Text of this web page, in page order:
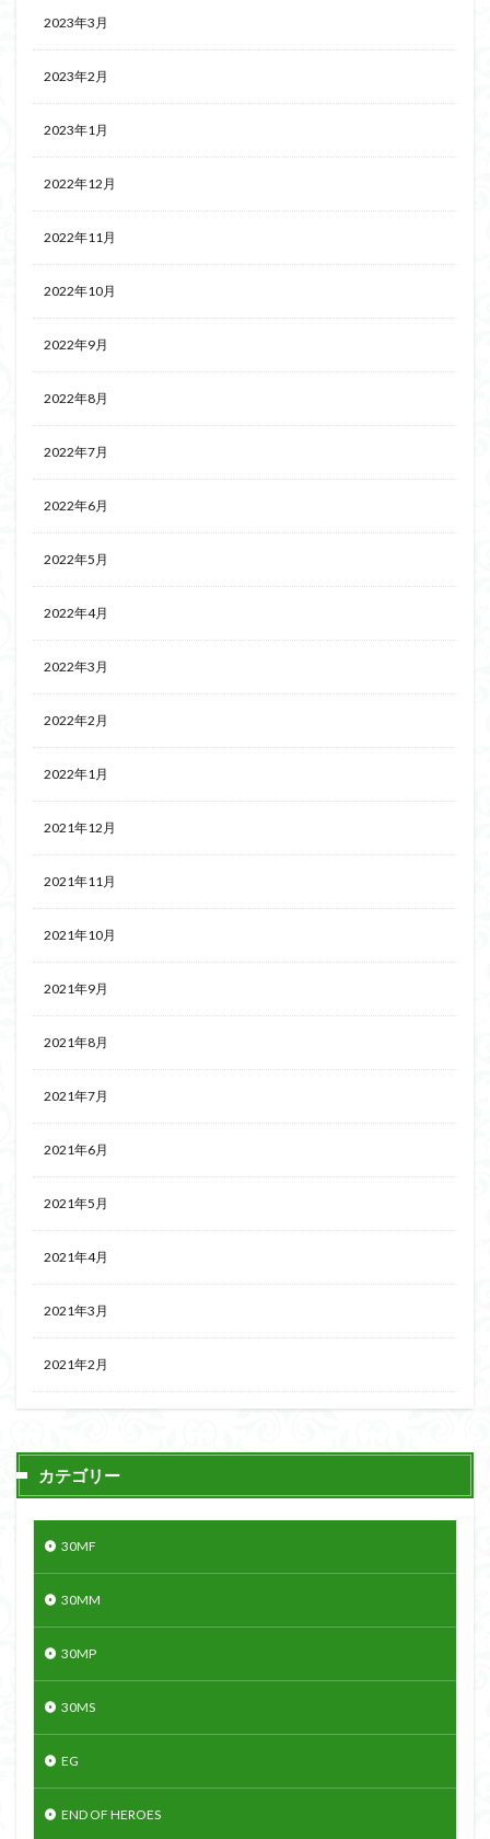
2023年3月
2023年2月
2023年1月
2022年12月
2022年11月
2022年10月
2022年9月
2022年8月
2022年7月
2022年6月
2022年5月
2022年4月
2022年3月
2022年2月
2022年1月
2021年12月
2021年11月
2021年10月
2021年9月
2021年8月
2021年7月
2021年6月
2021年5月
2021年4月
2021年3月
2021年2月
カテゴリー
30MF
30MM
30MP
30MS
EG
END OF HEROES